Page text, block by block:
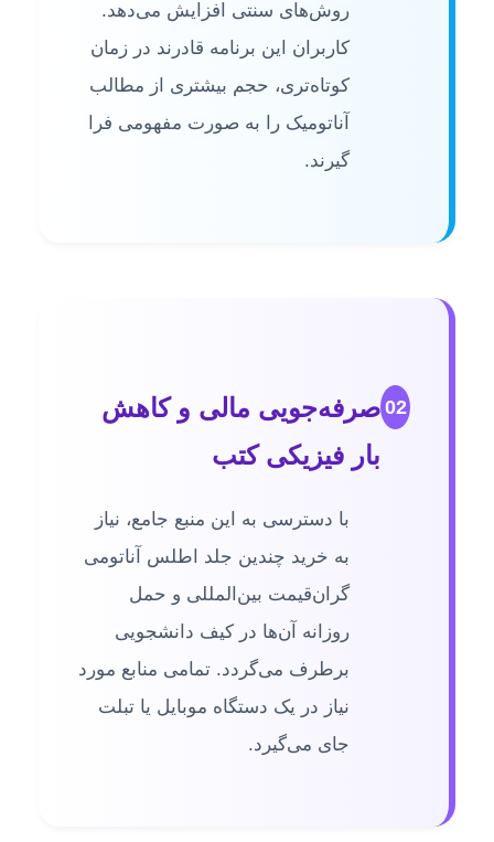
روش‌های سنتی افزایش می‌دهد.
کاربران این برنامه قادرند در زمان
کوتاه‌تری، حجم بیشتری از مطالب
آناتومیک را به صورت مفهومی فرا
گیرند.
02صرفه‌جویی مالی و کاهش
بار فیزیکی کتب
با دسترسی به این منبع جامع، نیاز
به خرید چندین جلد اطلس آناتومی
گران‌قیمت بین‌المللی و حمل
روزانه آن‌ها در کیف دانشجویی
برطرف می‌گردد. تمامی منابع مورد
نیاز در یک دستگاه موبایل یا تبلت
جای می‌گیرد.